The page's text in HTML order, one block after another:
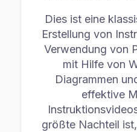
Dies ist eine
Erstellung von
Verwendung von
mit Hilfe von
Diagrammen
effektive
größte Nachteil